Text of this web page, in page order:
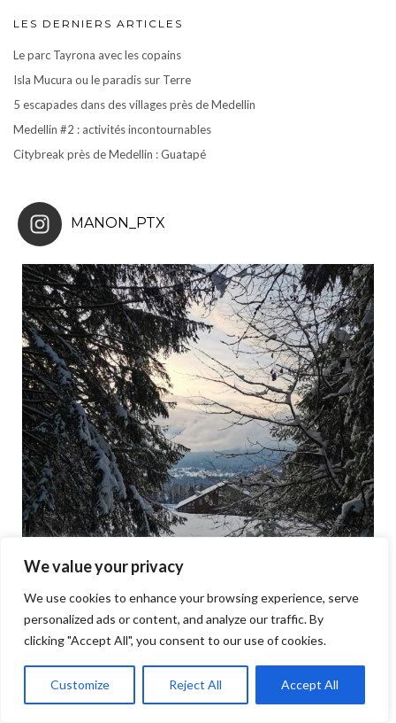
We value your privacy
We use cookies to enhance your browsing experience, serve
personalized ads or content, and analyze our traffic. By
clicking "Accept All", you consent to our use of cookies.
Customize Reject All Accept All
LES DERNIERS ARTICLES
Le parc Tayrona avec les copains
Isla Mucura ou le paradis sur Terre
5 escapades dans des villages près de Medellin
Medellin #2 : activités incontournables
Citybreak près de Medellin : Guatapé
MANON_PTX